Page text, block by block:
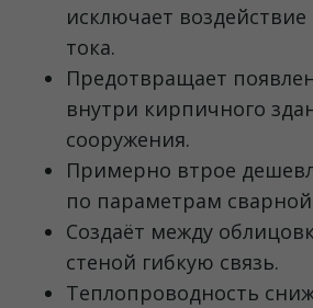
исключает воздействие
тока.
Предотвращает
внутри кирпичного
сооружения.
Примерно втрое
по параметрам
Создаёт между
стеной гибкую связь.
Теплопроводность